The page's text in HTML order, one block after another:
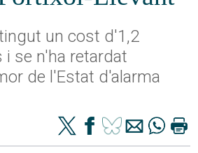
un cost d'1,2
se n'ha retardat
de l'Estat d'alarma